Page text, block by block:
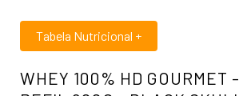
Tabela Nutricional +
WHEY 100% HD GOURMET -